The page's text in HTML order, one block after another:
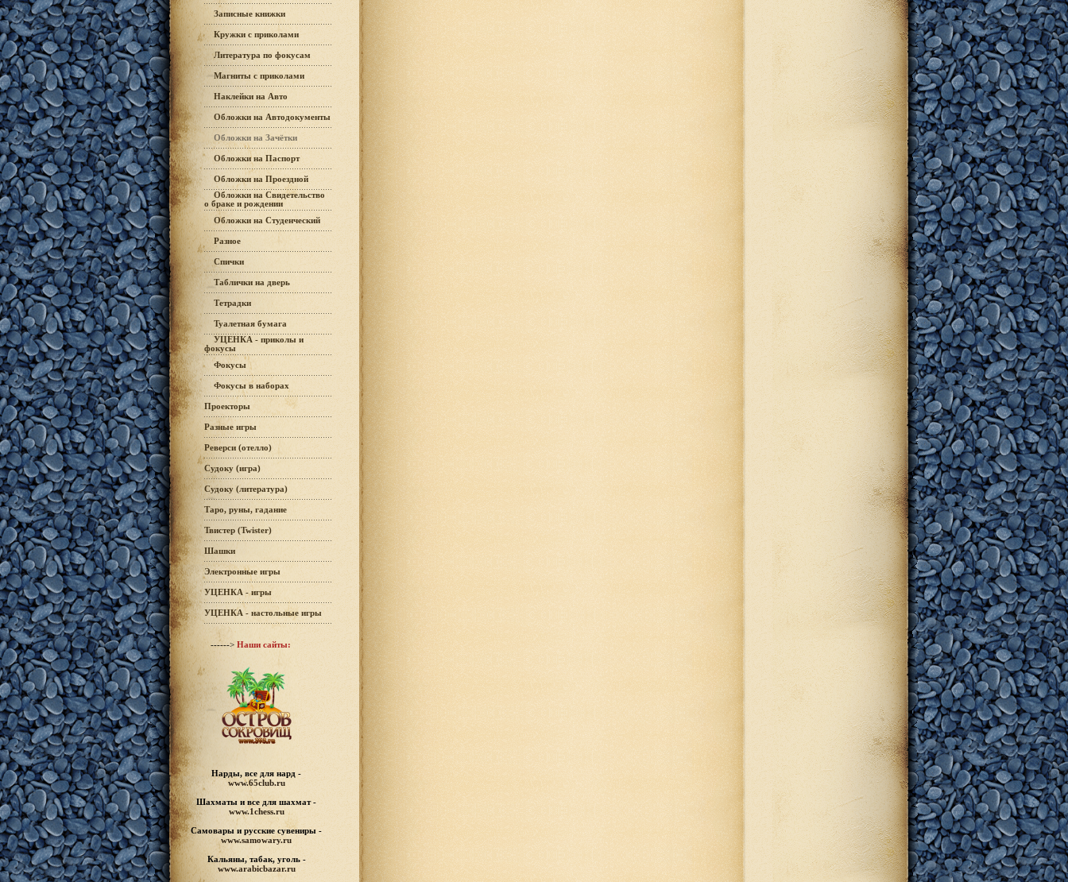
Записные книжки
Кружки с приколами
Литература по фокусам
Магниты с приколами
Наклейки на Авто
Обложки на Автодокументы
Обложки на Зачётки
Обложки на Паспорт
Обложки на Проездной
Обложки на Свидетельство
о браке и рождении
Обложки на Студенческий
Разное
Спички
Таблички на дверь
Тетрадки
Туалетная бумага
УЦЕНКА - приколы и
фокусы
Фокусы
Фокусы в наборах
Проекторы
Разные игры
Реверси (отелло)
Судоку (игра)
Судоку (литература)
Таро, руны, гадание
Твистер (Twister)
Шашки
Электронные игры
УЦЕНКА - игры
УЦЕНКА - настольные игры
------> Наши сайты:
Нарды, все для нард -
www.65club.ru
Шахматы и все для шахмат -
www.1chess.ru
Самовары и русские сувениры -
www.samowary.ru
Кальяны, табак, уголь -
www.arabicbazar.ru